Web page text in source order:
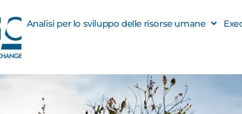
Analisi per lo sviluppo delle risorse umane